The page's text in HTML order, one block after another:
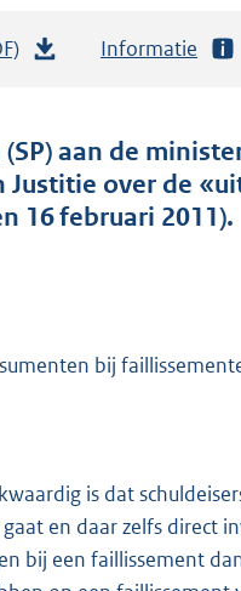
t
a
n
o
e
:
3
Informatie
aan de
over de
16 februari 2011).
bij
is dat
en daar zelfs direct
bij een faillissement